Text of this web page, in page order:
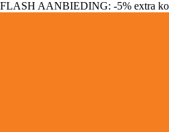
FLASH AANBIEDING: -5% extra